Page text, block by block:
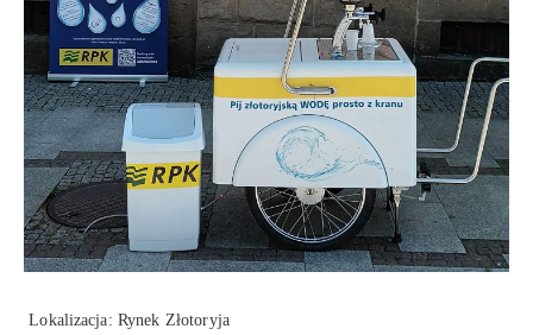
Lokalizacja: Rynek Złotoryja